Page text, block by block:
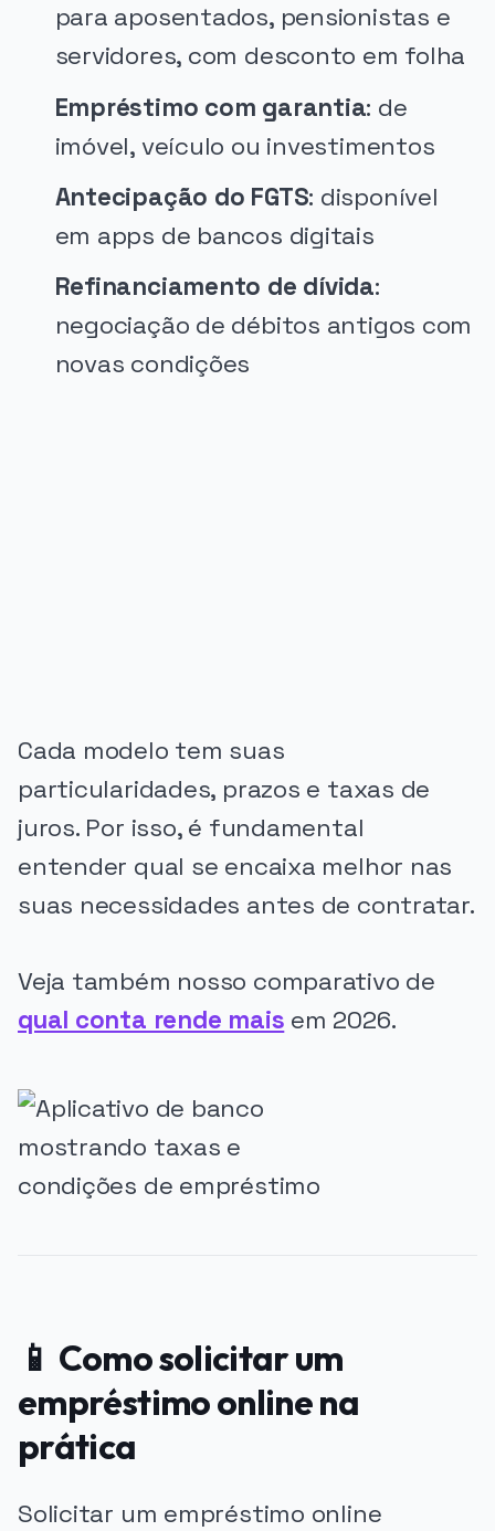
para aposentados, pensionistas e
servidores, com desconto em folha
Empréstimo com garantia: de
imóvel, veículo ou investimentos
Antecipação do FGTS: disponível
em apps de bancos digitais
Refinanciamento de dívida:
negociação de débitos antigos com
novas condições
Cada modelo tem suas
particularidades, prazos e taxas de
juros. Por isso, é fundamental
entender qual se encaixa melhor nas
suas necessidades antes de contratar.
Veja também nosso comparativo de
qual conta rende mais em 2026.
📱 Como solicitar um
empréstimo online na
prática
Solicitar um empréstimo online